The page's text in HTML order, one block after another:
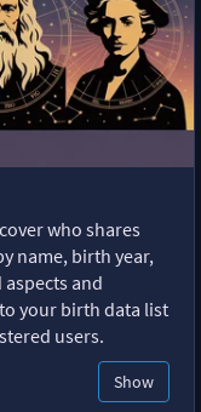
who shares
name, birth year,
and
your birth data list
users.
Show